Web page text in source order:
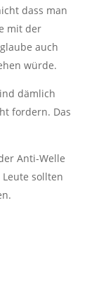
dass man
mit der
auch
würde.
dämlich
fordern. Das
Anti-Welle
sollten